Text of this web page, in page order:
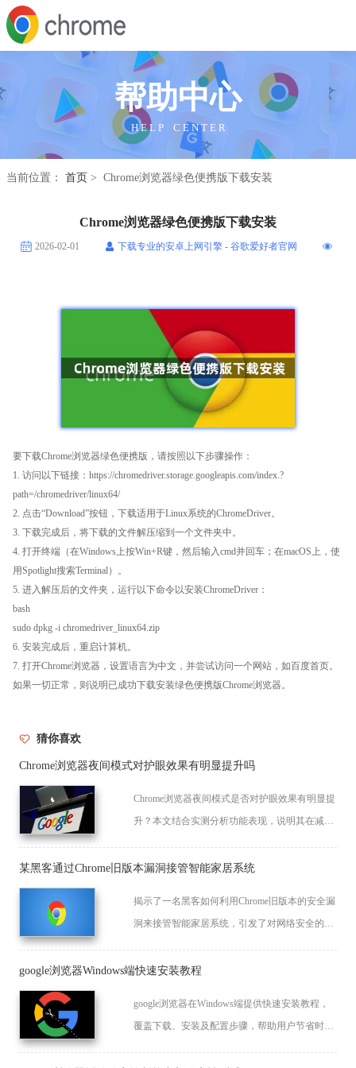
帮助中心
H E L P C E N T E R
当前位置： 首页 > Chrome浏览器绿色便携版下载安装
Chrome浏览器绿色便携版下载安装
2026-02-01 下载专业的安卓上网引擎 - 谷歌爱好者官网
要下载Chrome浏览器绿色便携版，请按照以下步骤操作：
1. 访问以下链接：https://chromedriver.storage.googleapis.com/index.?
path=/chromedriver/linux64/
2. 点击“Download”按钮，下载适用于Linux系统的ChromeDriver。
3. 下载完成后，将下载的文件解压缩到一个文件夹中。
4. 打开终端（在Windows上按Win+R键，然后输入cmd并回车；在macOS上，使
用Spotlight搜索Terminal）。
5. 进入解压后的文件夹，运行以下命令以安装ChromeDriver：
bash
sudo dpkg -i chromedriver_linux64.zip
6. 安装完成后，重启计算机。
7. 打开Chrome浏览器，设置语言为中文，并尝试访问一个网站，如百度首页。
如果一切正常，则说明已成功下载安装绿色便携版Chrome浏览器。
猜你喜欢
Chrome浏览器夜间模式对护眼效果有明显提升吗
Chrome浏览器夜间模式是否对护眼效果有明显提
升？本文结合实测分析功能表现，说明其在减少
某黑客通过Chrome旧版本漏洞接管智能家居系统
揭示了一名黑客如何利用Chrome旧版本的安全漏
洞来接管智能家居系统，引发了对网络安全的关
google浏览器Windows端快速安装教程
google浏览器在Windows端提供快速安装教程，
覆盖下载、安装及配置步骤，帮助用户节省时